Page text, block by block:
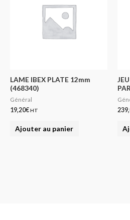
LAME IBEX PLATE 12mm
(468340)
Général
19,20€HT
Ajouter au panier